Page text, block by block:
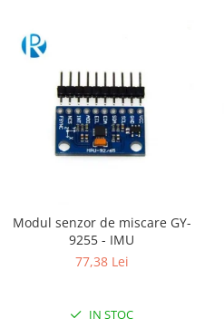
Accesorii
Accesorii
Antene
Breadboard
Sticker
Modul senzor de miscare GY-
9255 - IMU
77,38 Lei
IN STOC